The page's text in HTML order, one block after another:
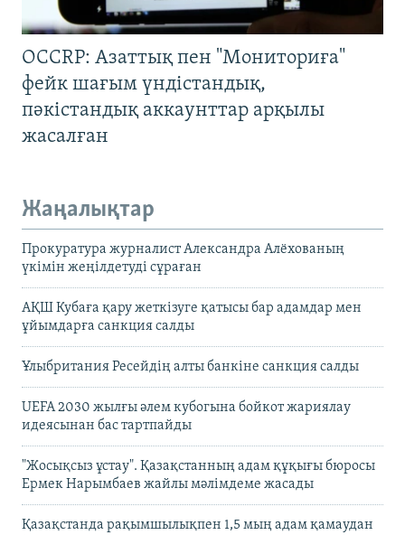
OCCRP: Азаттық пен "Мониториға"
фейк шағым үндістандық,
пәкістандық аккаунттар арқылы
жасалған
Жаңалықтар
Прокуратура журналист Александра Алёхованың
үкімін жеңілдетуді сұраған
АҚШ Кубаға қару жеткізуге қатысы бар адамдар мен
ұйымдарға санкция салды
Ұлыбритания Ресейдің алты банкіне санкция салды
UEFA 2030 жылғы әлем кубогына бойкот жариялау
идеясынан бас тартпайды
"Жосықсыз ұстау". Қазақстанның адам құқығы бюросы
Ермек Нарымбаев жайлы мәлімдеме жасады
Қазақстанда рақымшылықпен 1,5 мың адам қамаудан